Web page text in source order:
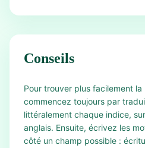
Conseils
Pour trouver plus facilement
commencez toujours par
littéralement chaque indice,
anglais. Ensuite, écrivez les
côté un champ possible :